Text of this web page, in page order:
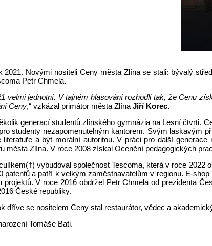
Novými nositeli Ceny města Zlína se stali: bývalý
Petr Chmela.
velmi jednotní. V tajném hlasování rozhodli tak, že Cenu
Ceny,“ vzkázal primátor města ZlínaJiří Korec.
generací studentů zlínského gymnázia na Lesní čtvrti.
studenty nezapomenutelným kantorem. Svým laskavým
a být morální autoritou. V práci pro další
Zlína. V roce 2008 získal Ocenění pedagogických
vybudoval společnost Tescoma, která v roce
a patří k velkým zaměstnavatelům v regionu. E-
V roce 2016 obdržel Petr Chmela od prezidenta
České republiky.
dříve se nositelem Ceny stal restaurátor, vědec a
Tomáše Bati.